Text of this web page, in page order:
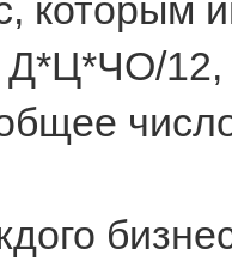
которым
12,